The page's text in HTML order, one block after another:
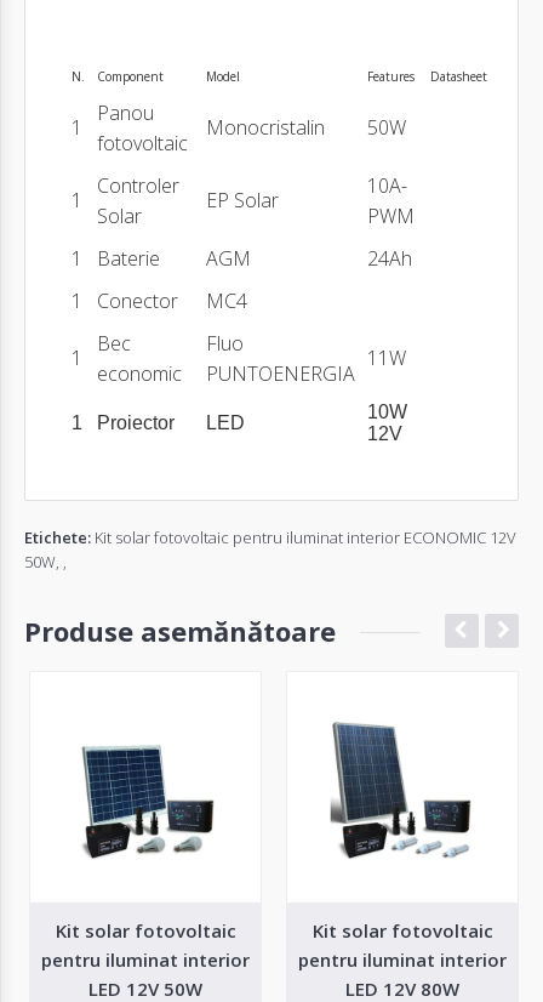
N. Component Model Features Datasheet
1
Panou
fotovoltaic
Monocristalin 50W
1
Controler
Solar
EP Solar
10A-
PWM
1
Baterie AGM
24Ah
1
Conector MC4
1
Bec
economic
Fluo
PUNTOENERGIA
11W
1 Proiector LED
10W
12V
Etichete: Kit solar fotovoltaic pentru iluminat interior ECONOMIC 12V
50W
Produse asemănătoare
Kit solar fotovoltaic
pentru iluminat interior
LED 12V 50W
Kit solar fotovoltaic
pentru iluminat interior
LED 12V 80W